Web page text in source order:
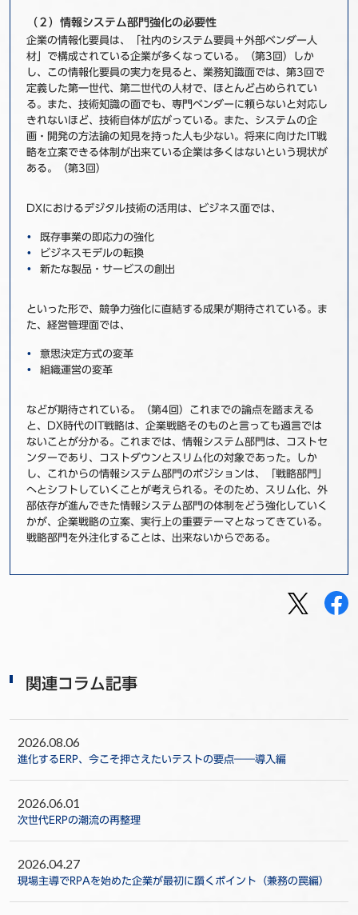
（２）情報システム部門強化の必要性
企業の情報化要員は、「社内のシステム要員＋外部ベンダー人
材」で構成されている企業が多くなっている。（第3回）しか
し、この情報化要員の実力を見ると、業務知識面では、第3回で
定義した第一世代、第二世代の人材で、ほとんど占められてい
る。また、技術知識の面でも、専門ベンダーに頼らないと対応し
きれないほど、技術自体が広がっている。また、システムの企
画・開発の方法論の知見を持った人も少ない。将来に向けたIT戦
略を立案できる体制が出来ている企業は多くはないという現状が
ある。（第3回）
DXにおけるデジタル技術の活用は、ビジネス面では、
既存事業の即応力の強化
ビジネスモデルの転換
新たな製品・サービスの創出
といった形で、競争力強化に直結する成果が期待されている。ま
た、経営管理面では、
意思決定方式の変革
組織運営の変革
などが期待されている。（第4回）これまでの論点を踏まえる
と、DX時代のIT戦略は、企業戦略そのものと言っても過言では
ないことが分かる。これまでは、情報システム部門は、コストセ
ンターであり、コストダウンとスリム化の対象であった。しか
し、これからの情報システム部門のポジションは、「戦略部門」
へとシフトしていくことが考えられる。そのため、スリム化、外
部依存が進んできた情報システム部門の体制をどう強化していく
かが、企業戦略の立案、実行上の重要テーマとなってきている。
戦略部門を外注化することは、出来ないからである。
関連コラム記事
2026.08.06
進化するERP、今こそ押さえたいテストの要点――導入編
2026.06.01
次世代ERPの潮流の再整理
2026.04.27
現場主導でRPAを始めた企業が最初に躓くポイント（兼務の罠編）